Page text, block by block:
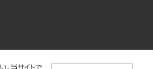
。当サイトで